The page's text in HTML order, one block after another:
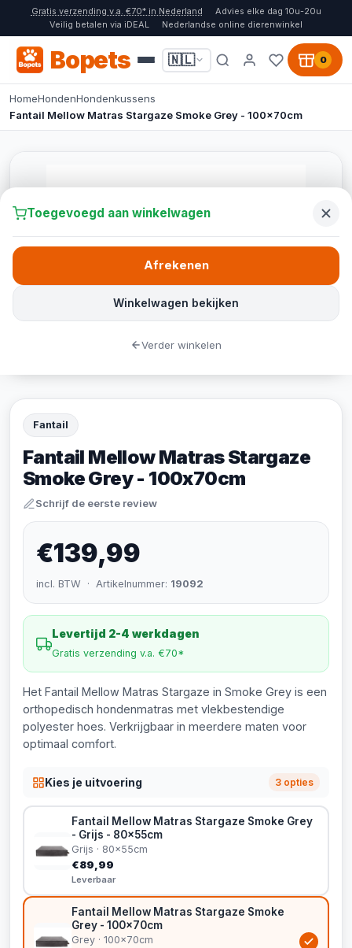
Gratis verzending v.a. €70* in Nederland
Advies elke dag 10u-20u
Veilig betalen via iDEAL
Nederlandse online dierenwinkel
Bopets 🇳🇱 0
HomeHondenHondenkussens
Fantail Mellow Matras Stargaze Smoke Grey - 100x70cm
Fantail
Fantail Mellow Matras Stargaze
Smoke Grey - 100x70cm
Schrijf de eerste review
€139,99
incl. BTW · Artikelnummer: 19092
Levertijd 2-4 werkdagen
Gratis verzending v.a. €70*
Het Fantail Mellow Matras Stargaze in Smoke Grey is een
orthopedisch hondenmatras met vlekbestendige
polyester hoes. Verkrijgbaar in meerdere maten voor
optimaal comfort.
Kies je uitvoering 3 opties
Fantail Mellow Matras Stargaze Smoke Grey
- Grijs - 80x55cm
Grijs · 80x55cm
€89,99
Leverbaar
Fantail Mellow Matras Stargaze Smoke
Grey - 100x70cm
Grey · 100x70cm
Toegevoegd aan winkelwagen
Winkelwagen bekijken
Afrekenen
Verder winkelen